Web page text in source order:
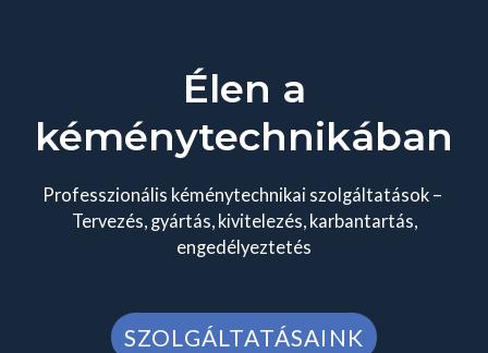
Élen a
kéménytechnikában
Professzionális kéménytechnikai szolgáltatások –
Tervezés, gyártás, kivitelezés, karbantartás,
engedélyeztetés
SZOLGÁLTATÁSAINK